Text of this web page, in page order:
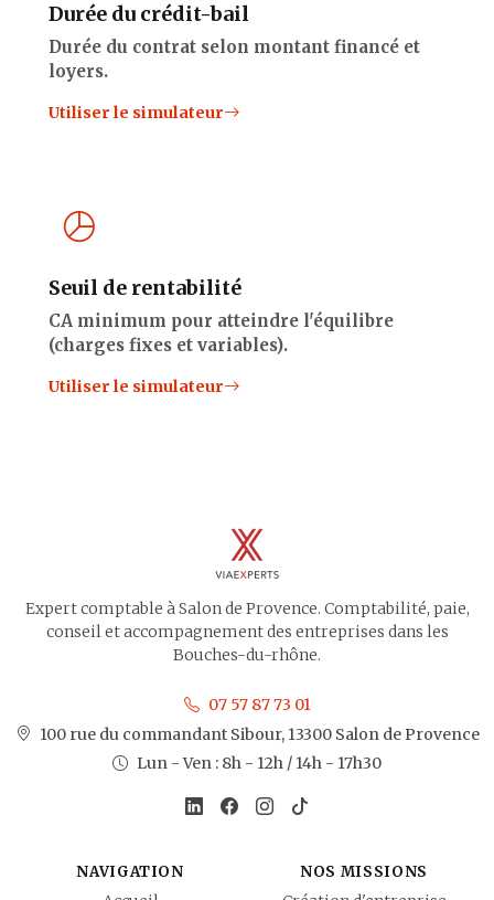
Durée du crédit-bail
Durée du contrat selon montant financé et
loyers.
Utiliser le simulateur
Seuil de rentabilité
CA minimum pour atteindre l'équilibre
(charges fixes et variables).
Utiliser le simulateur
Expert comptable à Salon de Provence. Comptabilité, paie,
conseil et accompagnement des entreprises dans les
Bouches-du-rhône.
07 57 87 73 01
100 rue du commandant Sibour, 13300 Salon de Provence
Lun - Ven : 8h - 12h / 14h - 17h30
NAVIGATION NOS MISSIONS